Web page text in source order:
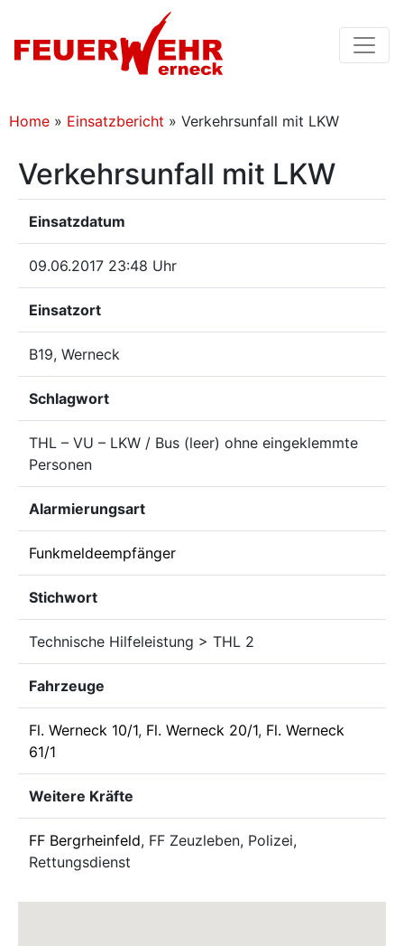
Home » Einsatzbericht » Verkehrsunfall mit LKW
Verkehrsunfall mit LKW
Einsatzdatum
09.06.2017 23:48 Uhr
Einsatzort
B19, Werneck
Schlagwort
THL – VU – LKW / Bus (leer) ohne eingeklemmte
Personen
Alarmierungsart
Funkmeldeempfänger
Stichwort
Technische Hilfeleistung > THL 2
Fahrzeuge
Fl. Werneck 10/1, Fl. Werneck 20/1, Fl. Werneck
61/1
Weitere Kräfte
FF Bergrheinfeld, FF Zeuzleben, Polizei,
Rettungsdienst